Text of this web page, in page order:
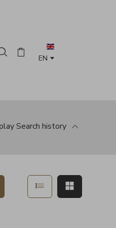
Search in the collection
Basket
Search history
Show in list mode